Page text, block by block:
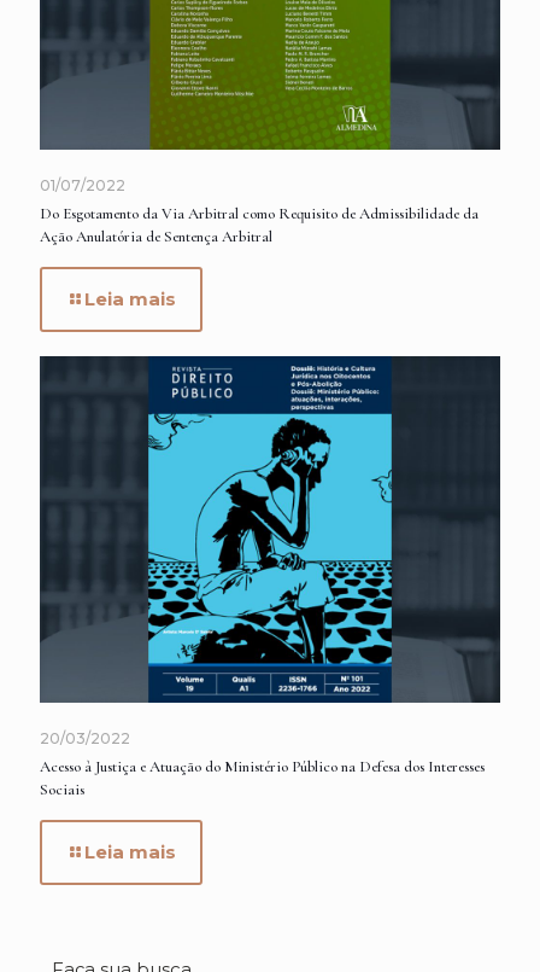
01/07/2022
Do Esgotamento da Via Arbitral como Requisito de Admissibilidade da
Ação Anulatória de Sentença Arbitral
Leia mais
20/03/2022
Acesso à Justiça e Atuação do Ministério Público na Defesa dos Interesses
Sociais
Leia mais